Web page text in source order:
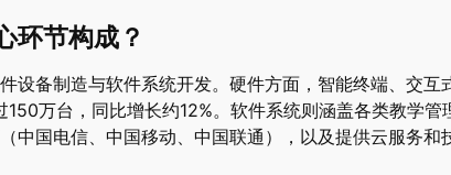
环节构成？
设备制造与软件系统开发。硬件方面，智能终端、交
万台，同比增长约12%。软件系统则涵盖各类教学
中国电信、中国移动、中国联通），以及提供云服务